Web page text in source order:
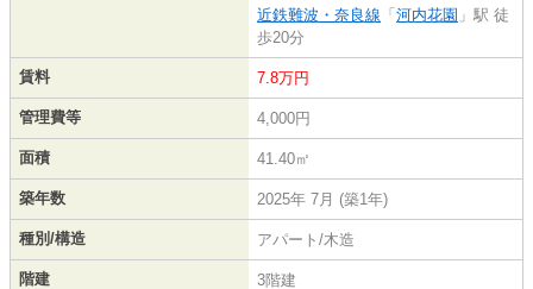
近鉄難波・奈良線 「 河内花園 」駅 徒
歩20分
賃料 7.8万円
管理費等 4,000円
面積 41.40㎡
築年数 2025年 7月 (築1年)
種別/構造 アパート/木造
階建 3階建